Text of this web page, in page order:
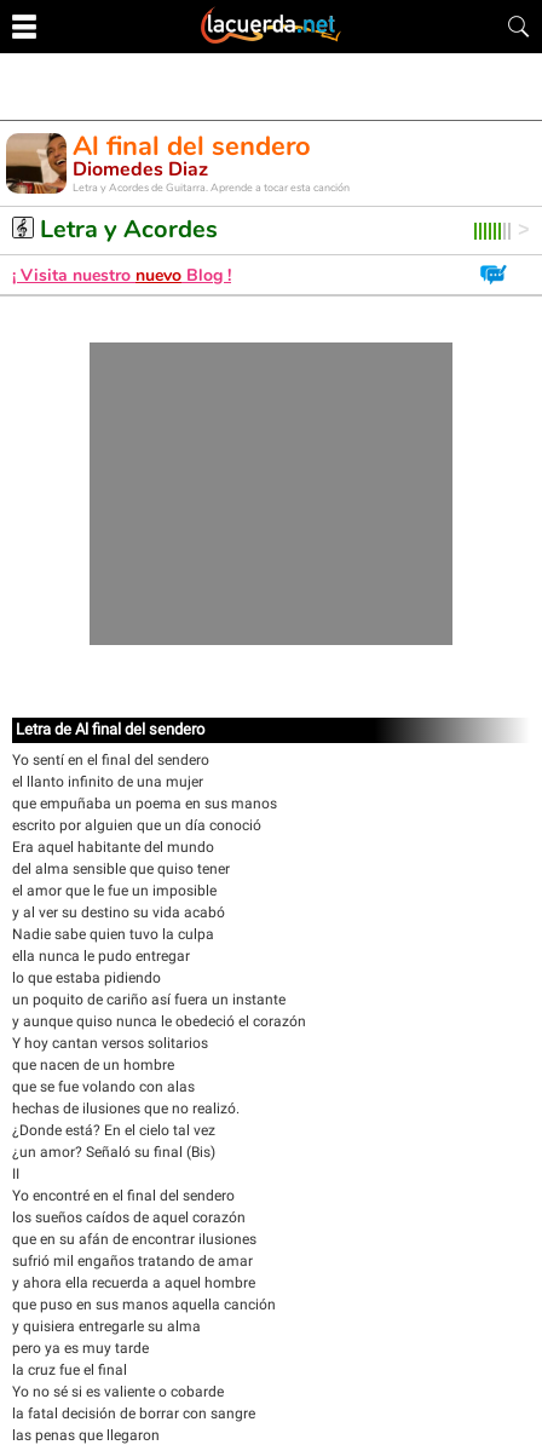
Al final del sendero
Diomedes Diaz
Letra y Acordes de Guitarra. Aprende a tocar esta canción
Letra y Acordes
¡ Visita nuestro nuevo Blog !
Letra de Al final del sendero
Yo sentí en el final del sendero
el llanto infinito de una mujer
que empuñaba un poema en sus manos
escrito por alguien que un día conoció
Era aquel habitante del mundo
del alma sensible que quiso tener
el amor que le fue un imposible
y al ver su destino su vida acabó
Nadie sabe quien tuvo la culpa
ella nunca le pudo entregar
lo que estaba pidiendo
un poquito de cariño así fuera un instante
y aunque quiso nunca le obedeció el corazón
Y hoy cantan versos solitarios
que nacen de un hombre
que se fue volando con alas
hechas de ilusiones que no realizó.
¿Donde está? En el cielo tal vez
¿un amor? Señaló su final (Bis)
II
Yo encontré en el final del sendero
los sueños caídos de aquel corazón
que en su afán de encontrar ilusiones
sufrió mil engaños tratando de amar
y ahora ella recuerda a aquel hombre
que puso en sus manos aquella canción
y quisiera entregarle su alma
pero ya es muy tarde
la cruz fue el final
Yo no sé si es valiente o cobarde
la fatal decisión de borrar con sangre
las penas que llegaron